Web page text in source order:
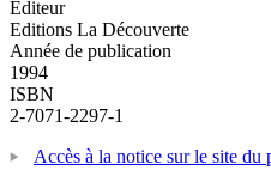
Editeur
Editions La Découverte
Année de publication
1994
ISBN
2-7071-2297-1
Accès à la notice sur le site